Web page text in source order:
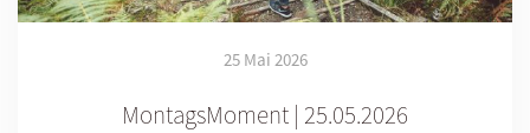
25 Mai 2026
MontagsMoment | 25.05.2026